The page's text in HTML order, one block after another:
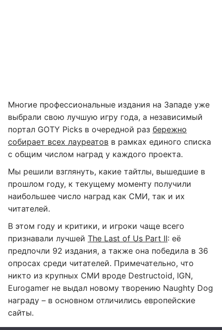
Многие профессиональные издания на Западе уже
выбрали свою лучшую игру года, а независимый
портал GOTY Picks в очередной раз бережно
собирает всех лауреатов в рамках единого списка
с общим числом наград у каждого проекта.
Мы решили взглянуть, какие тайтлы, вышедшие в
прошлом году, к текущему моменту получили
наибольшее число наград как СМИ, так и их
читателей.
В этом году и критики, и игроки чаще всего
признавали лучшей The Last of Us Part II: её
предпочли 92 издания, а также она победила в 36
опросах среди читателей. Примечательно, что
никто из крупных СМИ вроде Destructoid, IGN,
Eurogamer не выдал новому творению Naughty Dog
награду – в основном отличились европейские
сайты.